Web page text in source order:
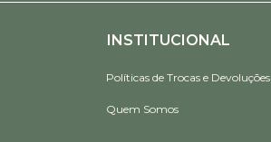
INSTITUCIONAL
Políticas de Trocas e Devoluções
Quem Somos